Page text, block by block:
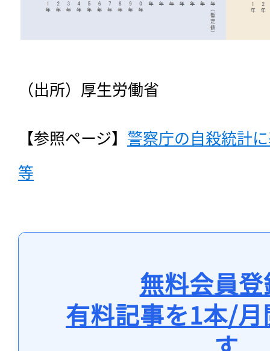
（出所）厚生労働省
【参照ページ】 警察庁の自殺統計
等
無料会員
有料記事を1本/